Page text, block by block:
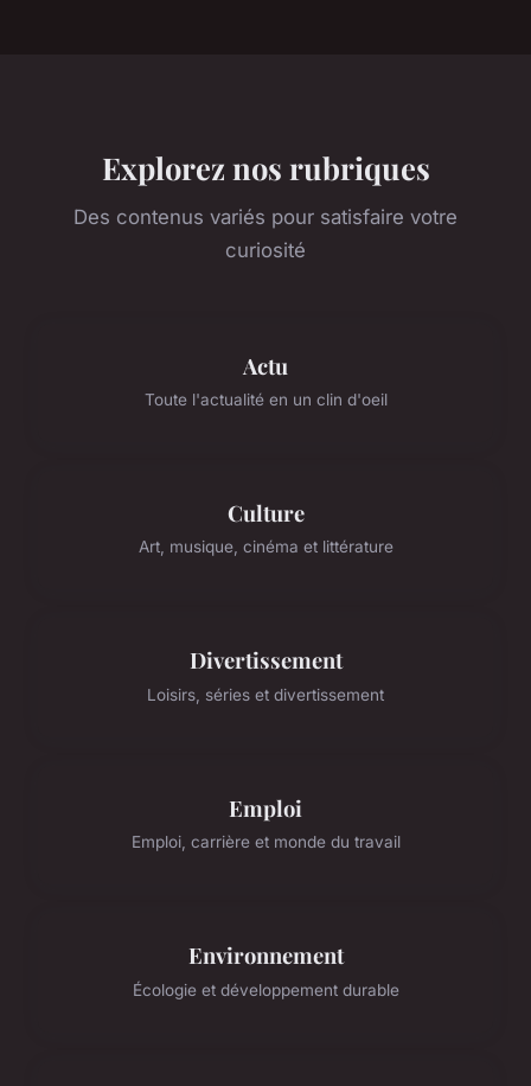
Explorez nos rubriques
Des contenus variés pour satisfaire votre
curiosité
Actu
Toute l'actualité en un clin d'oeil
Culture
Art, musique, cinéma et littérature
Divertissement
Loisirs, séries et divertissement
Emploi
Emploi, carrière et monde du travail
Environnement
Écologie et développement durable